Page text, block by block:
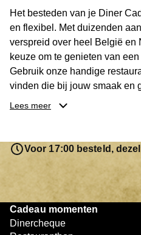
niet alleen een diner, maar
Het besteden van je Diner
en flexibel. Met duizenden
verspreid over heel België en
keuze om te genieten van
Gebruik onze handige
vinden die bij jouw smaak en
je keuze hebt gemaakt, kun je
resterende bedrag blijft
later worden gebruikt. Zo
bijzondere eetmomenten.
Lees meer
Voor 17:00 besteld,
Cadeau momenten
Dinercheque